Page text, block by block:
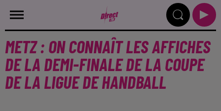
METZ : ON CONNAÎT LES AFFICHES
DE LA DEMI-FINALE DE LA COUPE
DE LA LIGUE DE HANDBALL